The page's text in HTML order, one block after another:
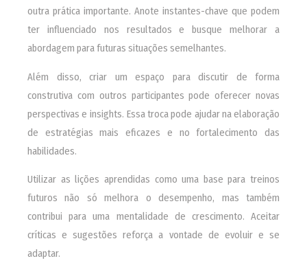
outra prática importante. Anote instantes-chave que podem
ter influenciado nos resultados e busque melhorar a
abordagem para futuras situações semelhantes.
Além disso, criar um espaço para discutir de forma
construtiva com outros participantes pode oferecer novas
perspectivas e insights. Essa troca pode ajudar na elaboração
de estratégias mais eficazes e no fortalecimento das
habilidades.
Utilizar as lições aprendidas como uma base para treinos
futuros não só melhora o desempenho, mas também
contribui para uma mentalidade de crescimento. Aceitar
críticas e sugestões reforça a vontade de evoluir e se
adaptar.